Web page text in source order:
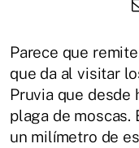
Parece que
que da al visitar
Pruvia que desde
plaga de moscas.
un milímetro de